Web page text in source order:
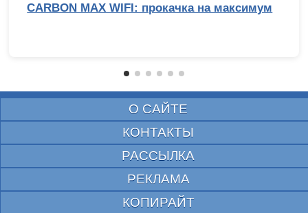
CARBON MAX WIFI: прокачка на максимум
О САЙТЕ
КОНТАКТЫ
РАССЫЛКА
РЕКЛАМА
КОПИРАЙТ